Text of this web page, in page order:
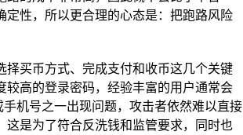
性，所以更合理的心态是：把跑路风险
买币方式、完成支付和收币这几个关键
高的登录密码，经验丰富的用户通常会
机号之一出现问题，攻击者依然难以直接
是为了符合反洗钱和监管要求，同时也